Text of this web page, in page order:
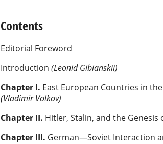
Contents
Editorial Foreword
Introduction (Leonid Gibianskii)
Chapter I. East European Countries in
(Vladimir Volkov)
Chapter II. Hitler, Stalin, and the
Chapter III. German—Soviet Interaction